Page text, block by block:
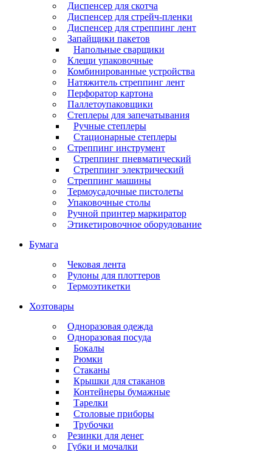
Диспенсер для скотча
Диспенсер для стрейч-пленки
Диспенсер для стреппинг лент
Запайщики пакетов
Напольные сварщики
Клещи упаковочные
Комбинированные устройства
Натяжитель стреппинг лент
Перфоратор картона
Паллетоупаковщики
Степлеры для запечатывания
Ручные степлеры
Стационарные степлеры
Стреппинг инструмент
Стреппинг пневматический
Стреппинг электрический
Стреппинг машины
Термоусадочные пистолеты
Упаковочные столы
Ручной принтер маркиратор
Этикетировочное оборудование
Бумага
Чековая лента
Рулоны для плоттеров
Термоэтикетки
Хозтовары
Одноразовая одежда
Одноразовая посуда
Бокалы
Рюмки
Стаканы
Крышки для стаканов
Контейнеры бумажные
Тарелки
Столовые приборы
Трубочки
Резинки для денег
Губки и мочалки